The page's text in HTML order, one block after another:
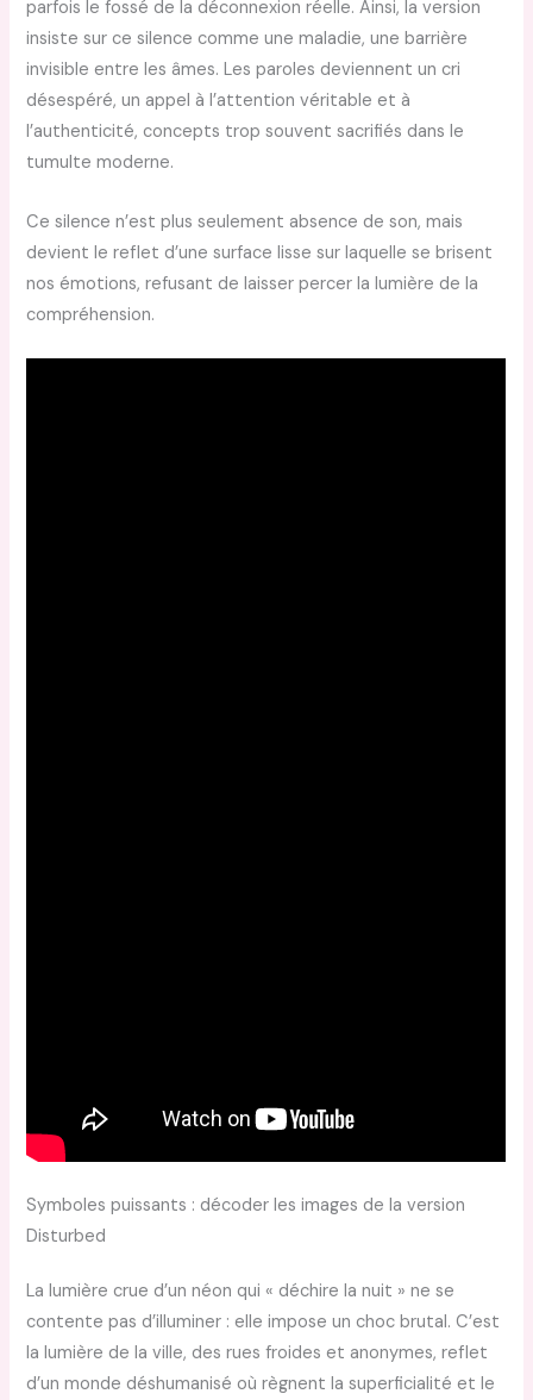
parfois le fossé de la déconnexion réelle. Ainsi, la version
insiste sur ce silence comme une maladie, une barrière
invisible entre les âmes. Les paroles deviennent un cri
désespéré, un appel à l’attention véritable et à
l’authenticité, concepts trop souvent sacrifiés dans le
tumulte moderne.
Ce silence n’est plus seulement absence de son, mais
devient le reflet d’une surface lisse sur laquelle se brisent
nos émotions, refusant de laisser percer la lumière de la
compréhension.
Symboles puissants : décoder les images de la version
Disturbed
La lumière crue d’un néon qui « déchire la nuit » ne se
contente pas d’illuminer : elle impose un choc brutal. C’est
la lumière de la ville, des rues froides et anonymes, reflet
d’un monde déshumanisé où règnent la superficialité et le